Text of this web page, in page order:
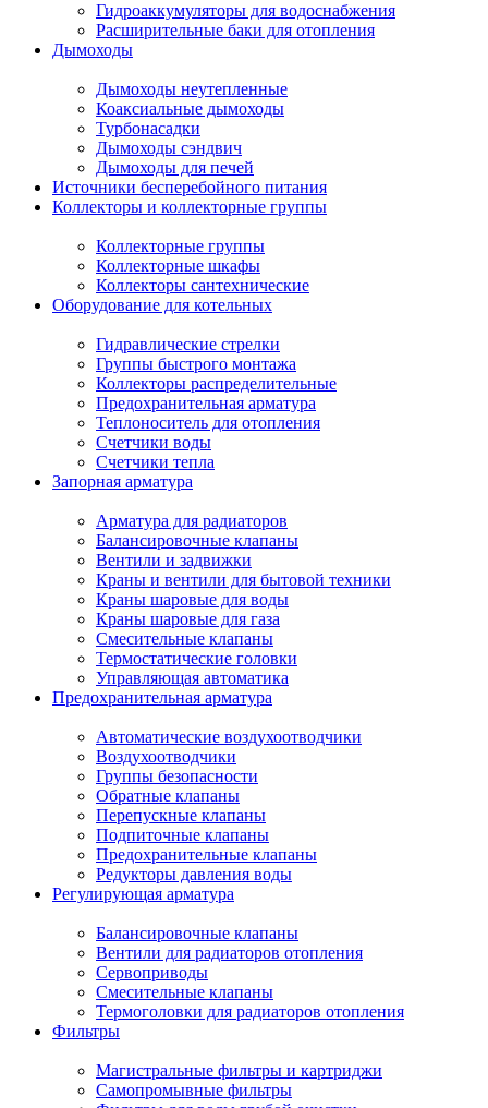
Гидроаккумуляторы для водоснабжения
Расширительные баки для отопления
Дымоходы
Дымоходы неутепленные
Коаксиальные дымоходы
Турбонасадки
Дымоходы сэндвич
Дымоходы для печей
Источники бесперебойного питания
Коллекторы и коллекторные группы
Коллекторные группы
Коллекторные шкафы
Коллекторы сантехнические
Оборудование для котельных
Гидравлические стрелки
Группы быстрого монтажа
Коллекторы распределительные
Предохранительная арматура
Теплоноситель для отопления
Счетчики воды
Счетчики тепла
Запорная арматура
Арматура для радиаторов
Балансировочные клапаны
Вентили и задвижки
Краны и вентили для бытовой техники
Краны шаровые для воды
Краны шаровые для газа
Смесительные клапаны
Термостатические головки
Управляющая автоматика
Предохранительная арматура
Автоматические воздухоотводчики
Воздухоотводчики
Группы безопасности
Обратные клапаны
Перепускные клапаны
Подпиточные клапаны
Предохранительные клапаны
Редукторы давления воды
Регулирующая арматура
Балансировочные клапаны
Вентили для радиаторов отопления
Сервоприводы
Смесительные клапаны
Термоголовки для радиаторов отопления
Фильтры
Магистральные фильтры и картриджи
Самопромывные фильтры